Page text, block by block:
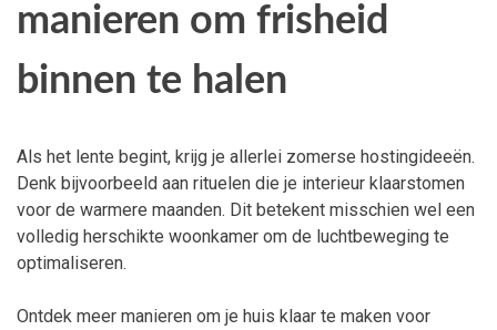
manieren om frisheid
binnen te halen
Als het lente begint, krijg je allerlei zomerse hostingideeën.
Denk bijvoorbeeld aan rituelen die je interieur klaarstomen
voor de warmere maanden. Dit betekent misschien wel een
volledig herschikte woonkamer om de luchtbeweging te
optimaliseren.
Ontdek meer manieren om je huis klaar te maken voor